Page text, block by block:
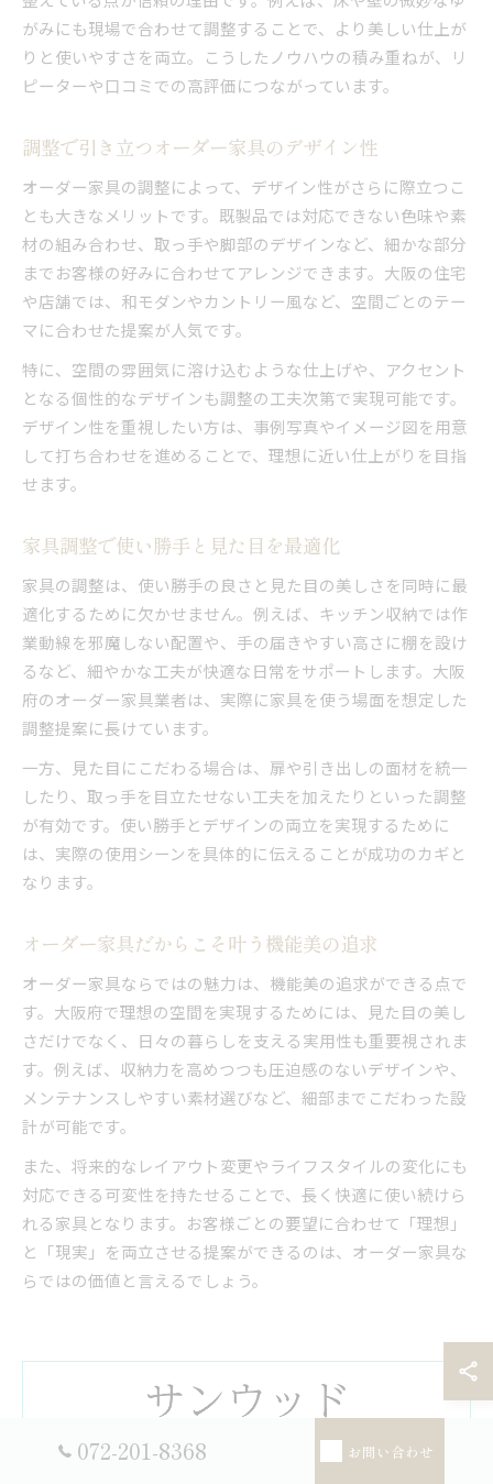
がみにも現場で合わせて調整することで、より美しい仕上が
りと使いやすさを両立。こうしたノウハウの積み重ねが、リ
ピーターや口コミでの高評価につながっています。
調整で引き立つオーダー家具のデザイン性
オーダー家具の調整によって、デザイン性がさらに際立つこ
とも大きなメリットです。既製品では対応できない色味や素
材の組み合わせ、取っ手や脚部のデザインなど、細かな部分
までお客様の好みに合わせてアレンジできます。大阪の住宅
や店舗では、和モダンやカントリー風など、空間ごとのテー
マに合わせた提案が人気です。
特に、空間の雰囲気に溶け込むような仕上げや、アクセント
となる個性的なデザインも調整の工夫次第で実現可能です。
デザイン性を重視したい方は、事例写真やイメージ図を用意
して打ち合わせを進めることで、理想に近い仕上がりを目指
せます。
家具調整で使い勝手と見た目を最適化
家具の調整は、使い勝手の良さと見た目の美しさを同時に最
適化するために欠かせません。例えば、キッチン収納では作
業動線を邪魔しない配置や、手の届きやすい高さに棚を設け
るなど、細やかな工夫が快適な日常をサポートします。大阪
府のオーダー家具業者は、実際に家具を使う場面を想定した
調整提案に長けています。
一方、見た目にこだわる場合は、扉や引き出しの面材を統一
したり、取っ手を目立たせない工夫を加えたりといった調整
が有効です。使い勝手とデザインの両立を実現するために
は、実際の使用シーンを具体的に伝えることが成功のカギと
なります。
オーダー家具だからこそ叶う機能美の追求
オーダー家具ならではの魅力は、機能美の追求ができる点で
す。大阪府で理想の空間を実現するためには、見た目の美し
さだけでなく、日々の暮らしを支える実用性も重要視されま
す。例えば、収納力を高めつつも圧迫感のないデザインや、
メンテナンスしやすい素材選びなど、細部までこだわった設
計が可能です。
また、将来的なレイアウト変更やライフスタイルの変化にも
対応できる可変性を持たせることで、長く快適に使い続けら
れる家具となります。お客様ごとの要望に合わせて「理想」
と「現実」を両立させる提案ができるのは、オーダー家具な
らではの価値と言えるでしょう。
072-201-8368 お問い合わせ